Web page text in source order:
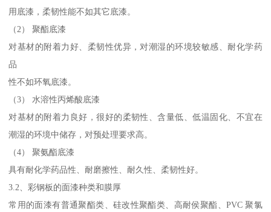
用底漆，柔韧性能不如其它底漆。
（2） 聚酯底漆
对基材的附着力好、柔韧性优异，对潮湿的环境较敏感、耐化学药
品
性不如环氧底漆。
（3） 水溶性丙烯酸底漆
对基材的附着力良好，很好的柔韧性、含量低、低温固化、不宜在
潮湿的环境中储存，对预处理要求高。
（4） 聚氨酯底漆
具有耐化学药品性、耐磨擦性、耐久性、柔韧性好。
3.2、彩钢板的面漆种类和膜厚
常用的面漆有普通聚酯类、硅改性聚酯类、高耐侯聚酯、PVC 聚氯